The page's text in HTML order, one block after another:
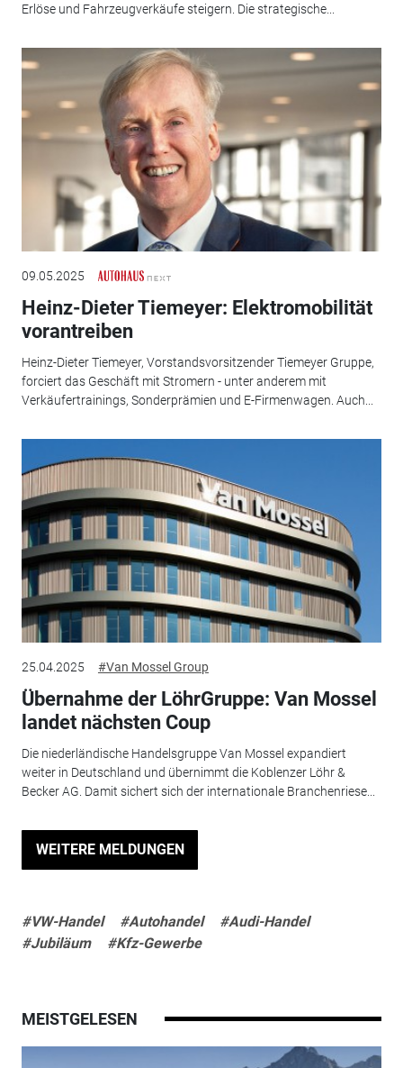
Erlöse und Fahrzeugverkäufe steigern. Die strategische...
09.05.2025
Heinz-Dieter Tiemeyer: Elektromobilität
vorantreiben
Heinz-Dieter Tiemeyer, Vorstandsvorsitzender Tiemeyer Gruppe,
forciert das Geschäft mit Stromern - unter anderem mit
Verkäufertrainings, Sonderprämien und E-Firmenwagen. Auch...
25.04.2025 #Van Mossel Group
Übernahme der LöhrGruppe: Van Mossel
landet nächsten Coup
Die niederländische Handelsgruppe Van Mossel expandiert
weiter in Deutschland und übernimmt die Koblenzer Löhr &
Becker AG. Damit sichert sich der internationale Branchenriese...
WEITERE MELDUNGEN
#VW-Handel #Autohandel
#Audi-Handel
#Jubiläum
#Kfz-Gewerbe
MEISTGELESEN